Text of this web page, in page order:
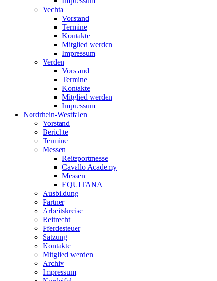
Vechta
Vorstand
Termine
Kontakte
Mitglied werden
Impressum
Verden
Vorstand
Termine
Kontakte
Mitglied werden
Impressum
Nordrhein-Westfalen
Vorstand
Berichte
Termine
Messen
Reitsportmesse
Cavallo Academy
Messen
EQUITANA
Ausbildung
Partner
Arbeitskreise
Reitrecht
Pferdesteuer
Satzung
Kontakte
Mitglied werden
Archiv
Impressum